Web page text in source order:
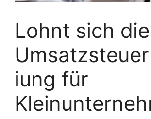
Lohnt sich die
iung für